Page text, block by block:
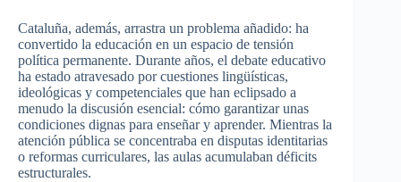
Cataluña, además, arrastra un problema añadido: ha
convertido la educación en un espacio de tensión
política permanente. Durante años, el debate educativo
ha estado atravesado por cuestiones lingüísticas,
ideológicas y competenciales que han eclipsado a
menudo la discusión esencial: cómo garantizar unas
condiciones dignas para enseñar y aprender. Mientras la
atención pública se concentraba en disputas identitarias
o reformas curriculares, las aulas acumulaban déficits
estructurales.